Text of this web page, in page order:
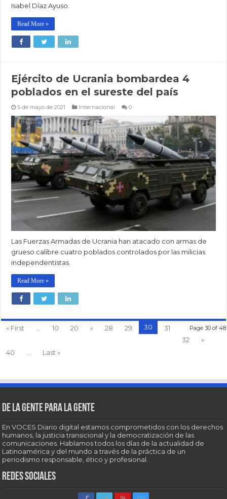
Isabel Díaz Ayuso.
Read More »
Ejército de Ucrania bombardea 4
poblados en el sureste del país
5 de mayo de 2021 Internacional 0
Las Fuerzas Armadas de Ucrania han atacado con armas de
grueso calibre cuatro poblados controlados por las milicias
independentistas.
Read More »
Page 30 of 48
« First ... 10 20 « 28 29 30
31
32
»
40
... Last »
De la gente para la gente
En VOCES Diario digital estamos comprometidos con los derechos
humanos, la justicia transicional y la democratización de las
comunicaciones. Hablamos todos los días de la actualidad de
Latinoamérica y del mundo a través de la práctica de un
periodismo responsable, ético y profesional.
Redes sociales